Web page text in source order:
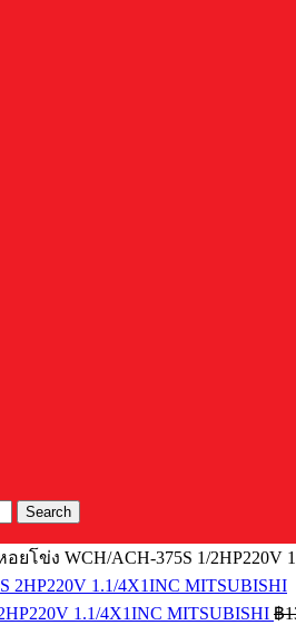
Search
ยโข่ง WCH/ACH-375S 1/2HP220V
1.1/4X1INC MITSUBISHI ฿